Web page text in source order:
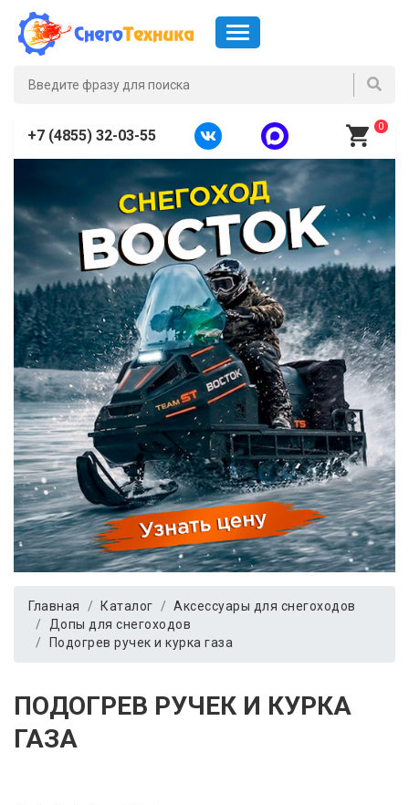
+7 (4855) 32-03-55
0
Главная Каталог
Аксессуары для снегоходов
Допы для снегоходов
Подогрев ручек и курка газа
ПОДОГРЕВ РУЧЕК И КУРКА
ГАЗА